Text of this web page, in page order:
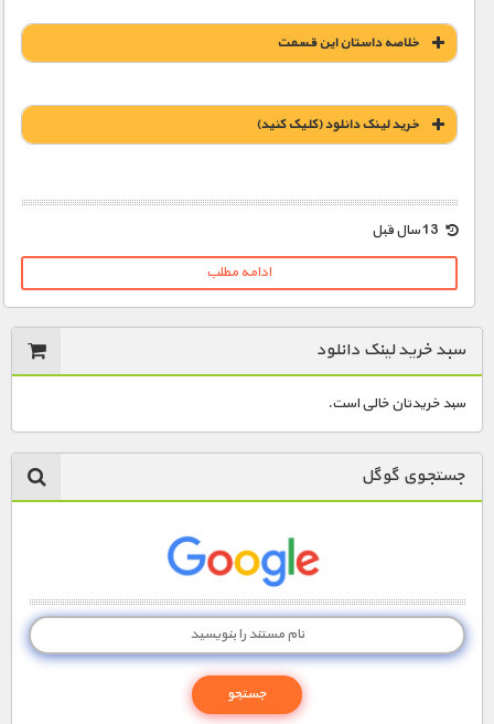
خلاصه داستان این قسمت
خريد لينک دانلود (کليک کنيد)
1900 تومان – خريد لينک دانلود (افزودن به سبد خريد)
ادامه مطلب
سبد خرید لینک دانلود
سبد خریدتان خالی است.
جستجوی گوگل